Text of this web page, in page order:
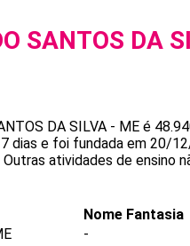
SANTOS DA
DA SILVA - ME é
dias e foi fundada em 20/
atividades de ensino
Nome Fantasia
-